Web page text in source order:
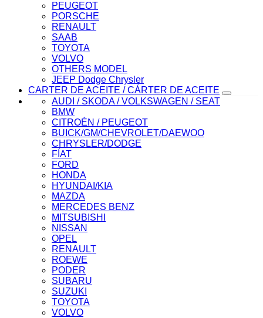
PEUGEOT
PORSCHE
RENAULT
SAAB
TOYOTA
VOLVO
OTHERS MODEL
JEEP Dodge Chrysler
CARTER DE ACEITE / CÁRTER DE ACEITE
AUDI / SKODA / VOLKSWAGEN / SEAT
BMW
CITROÉN / PEUGEOT
BUICK/GM/CHEVROLET/DAEWOO
CHRYSLER/DODGE
FÍAT
FORD
HONDA
HYUNDAI/KIA
MAZDA
MERCEDES BENZ
MITSUBISHI
NISSAN
OPEL
RENAULT
ROEWE
PODER
SUBARU
SUZUKI
TOYOTA
VOLVO